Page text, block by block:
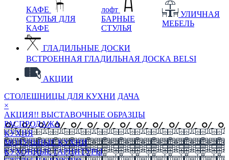
КАФЕ
СТУЛЬЯ ДЛЯ
КАФЕ
лофт
БАРНЫЕ
СТУЛЬЯ
УЛИЧНАЯ
МЕБЕЛЬ
ГЛАДИЛЬНЫЕ ДОСКИ
ВСТРОЕННАЯ ГЛАДИЛЬНАЯ ДОСКА BELSI
АКЦИИ
СТОЛЕШНИЦЫ ДЛЯ КУХНИ ДАЧА
×
АКЦИЯ!! ВЫСТАВОЧНЫЕ ОБРАЗЦЫ
РАСПРОДАЖА
КУХНЯ
МОДУЛЬНЫЕ КУХНИ
КУХОННЫЕ ГАРНИТУРЫ